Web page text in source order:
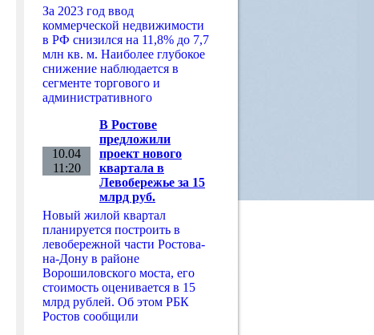
За 2023 год ввод
коммерческой недвижимости
в РФ снизился на 11,8% до 7,7
млн кв. м. Наиболее глубокое
снижение наблюдается в
сегменте торгового и
административного
10.04
11:20
В Ростове
предложили
проект нового
квартала в
Левобережье за 15
млрд руб.
Новый жилой квартал
планируется построить в
левобережной части Ростова-
на-Дону в районе
Ворошиловского моста, его
стоимость оценивается в 15
млрд рублей. Об этом РБК
Ростов сообщили